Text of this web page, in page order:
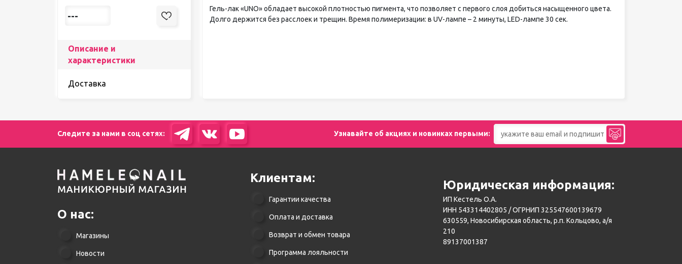
---
Описание и
характеристики
Доставка
Гель-лак «UNO» обладает высокой плотностью пигмента, что позволяет с первого слоя добиться насыщенного цвета.
Долго держится без расслоек и трещин. Время полимеризации: в UV-лампе – 2 минуты, LED-лампе 30 сек.
Следите за нами в соц сетях: Узнавайте об акциях и новинках первыми:
О нас:
Магазины
Новости
Клиентам:
Гарантии качества
Оплата и доставка
Возврат и обмен товара
Программа лояльности
Юридическая информация:
ИП Кестель О.А.
ИНН 543314402805 / ОГРНИП 325547600139679
630559, Новосибирская область, р.п. Кольцово, а/я
210
89137001387